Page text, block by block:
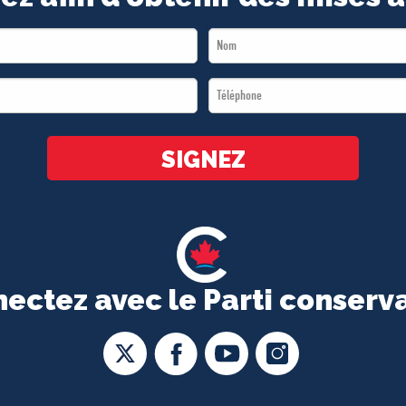
avec le Parti
Last
Name
Téléphone
*
SIGNEZ